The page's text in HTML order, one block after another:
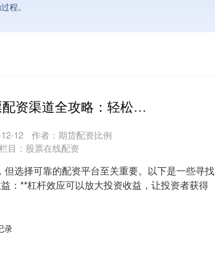
程。
股米网股票配资 股票配资渠道全攻略：轻松找到可靠平台
12
作者：期货配资比例
目： 股票在线配资
选择可靠的配资平台至关重要。以下是一些寻找
：**杠杆效应可以放大投资收益，让投资者获得
录